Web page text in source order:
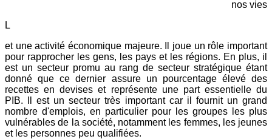
nos vies
L
et une activité économique majeure. Il joue un rôle important
pour rapprocher les gens, les pays et les régions. En plus, il
est un secteur promu au rang de secteur stratégique étant
donné que ce dernier assure un pourcentage élevé des
recettes en devises et représente une part essentielle du
PIB. Il est un secteur très important car il fournit un grand
nombre d'emplois, en particulier pour les groupes les plus
vulnérables de la société, notamment les femmes, les jeunes
et les personnes peu qualifiées.